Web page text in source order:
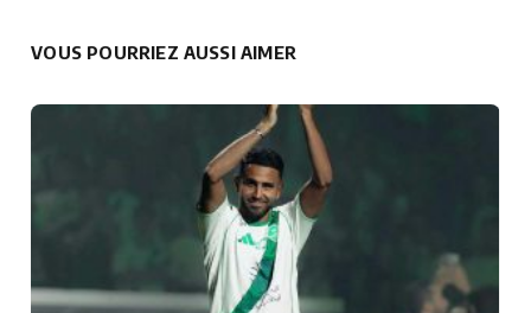
VOUS POURRIEZ AUSSI AIMER